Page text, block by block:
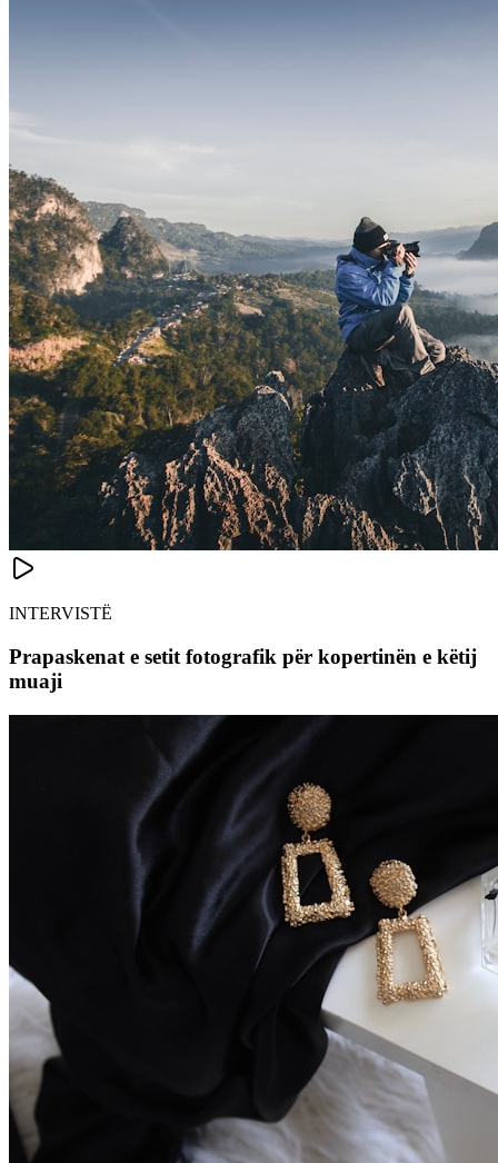
INTERVISTË
Prapaskenat e setit fotografik për kopertinën e këtij
muaji